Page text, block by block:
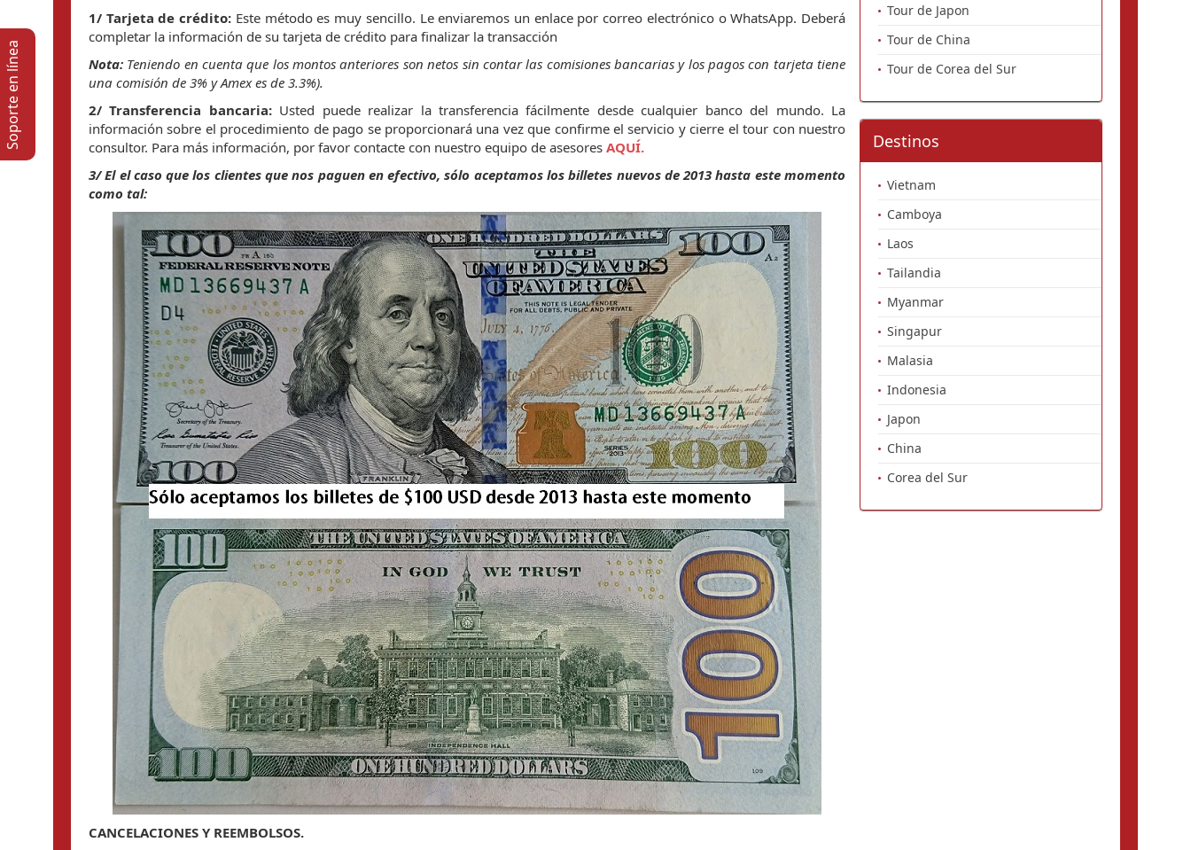
1/ Tarjeta de crédito: Este método es muy sencillo. Le enviaremos un enlace por correo electrónico o WhatsApp. Deberá
completar la información de su tarjeta de crédito para finalizar la transacción
Nota: Teniendo en cuenta que los montos anteriores son netos sin contar las comisiones bancarias y los pagos con tarjeta tiene
una comisión de 3% y Amex es de 3.3%).
2/ Transferencia bancaria: Usted puede realizar la transferencia fácilmente desde cualquier banco del mundo. La
información sobre el procedimiento de pago se proporcionará una vez que confirme el servicio y cierre el tour con nuestro
consultor. Para más información, por favor contacte con nuestro equipo de asesores AQUÍ.
3/ El el caso que los clientes que nos paguen en efectivo, sólo aceptamos los billetes nuevos de 2013 hasta este momento
como tal:
CANCELACIONES Y REEMBOLSOS.
Tour de Japon
Tour de China
Tour de Corea del Sur
Destinos
Vietnam
Camboya
Laos
Tailandia
Myanmar
Singapur
Malasia
Indonesia
Japon
China
Corea del Sur
Soporte en lí­nea